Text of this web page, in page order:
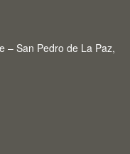
– San Pedro de La Paz,